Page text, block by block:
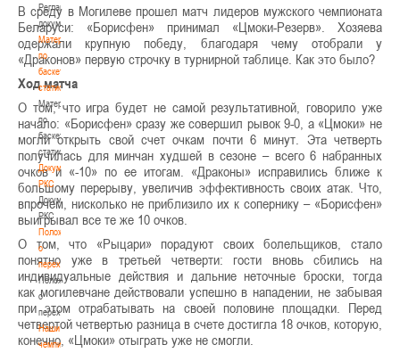
Регламентирующие
документы
Материалы
по
баскетбольной
статистике
Материалы
по
баскетбольной
статистике
Документы
РКС
Документы
РКС
Положение
о
переходах
Положение
о
переходах
Наши
чемпионы
В среду в Могилеве прошел матч лидеров мужского чемпионата
Беларуси: «Борисфен» принимал «Цмоки-Резерв». Хозяева
одержали крупную победу, благодаря чему отобрали у
«Драконов» первую строчку в турнирной таблице. Как это было?
Ход матча
О том, что игра будет не самой результативной, говорило уже
начало: «Борисфен» сразу же совершил рывок 9-0, а «Цмоки» не
могли открыть свой счет очкам почти 6 минут. Эта четверть
получилась для минчан худшей в сезоне – всего 6 набранных
очков и «-10» по ее итогам. «Драконы» исправились ближе к
большому перерыву, увеличив эффективность своих атак. Что,
впрочем, нисколько не приблизило их к сопернику – «Борисфен»
выигрывал все те же 10 очков.
О том, что «Рыцари» порадуют своих болельщиков, стало
понятно уже в третьей четверти: гости вновь сбились на
индивидуальные действия и дальние неточные броски, тогда
как могилевчане действовали успешно в нападении, не забывая
при этом отрабатывать на своей половине площадки. Перед
четвертой четвертью разница в счете достигла 18 очков, которую,
конечно, «Цмоки» отыграть уже не смогли.